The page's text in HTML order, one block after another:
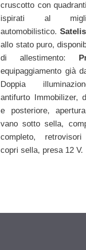
cruscotto con
ispirati al
automobilistico.
allo stato puro,
di allestimento:
equipaggiamento già
Doppia
antifurto Immobilizer,
e posteriore,
vano sotto sella,
completo,
copri sella, presa 12 V.